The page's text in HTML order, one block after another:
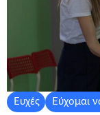
Ευχές Εύχομαι